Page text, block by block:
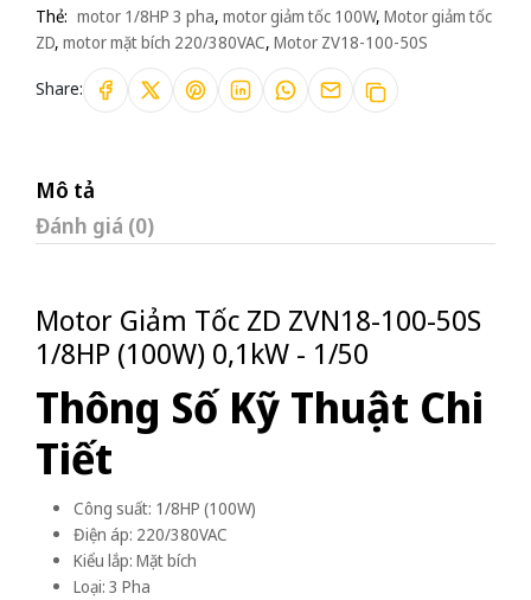
Thẻ: motor 1/8HP 3 pha, motor giảm tốc 100W, Motor giảm tốc
ZD, motor mặt bích 220/380VAC, Motor ZV18-100-50S
Share:
Mô tả
Đánh giá (0)
Motor Giảm Tốc ZD ZVN18-100-50S
1/8HP (100W) 0,1kW - 1/50
Thông Số Kỹ Thuật Chi
Tiết
Công suất: 1/8HP (100W)
Điện áp: 220/380VAC
Kiểu lắp: Mặt bích
Loại: 3 Pha